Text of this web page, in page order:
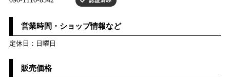
営業時間・ショップ情報など
定休日：日曜日
販売価格